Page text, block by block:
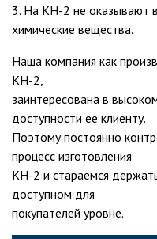
3. На КН-2 не оказывают
химические вещества.
Наша компания как
КН-2,
заинтересована в
доступности ее клиенту.
Поэтому постоянно
процесс изготовления
КН-2 и стараемся
доступном для
покупателей уровне.